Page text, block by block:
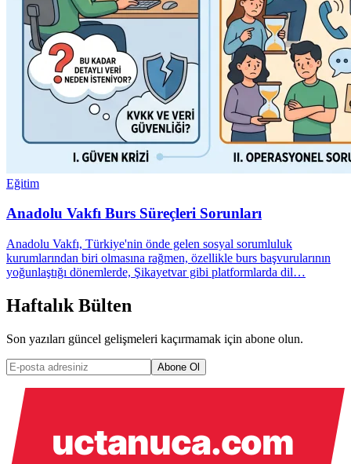
Eğitim
Anadolu Vakfı Burs Süreçleri Sorunları
Anadolu Vakfı, Türkiye'nin önde gelen sosyal sorumluluk
kurumlarından biri olmasına rağmen, özellikle burs başvurularının
yoğunlaştığı dönemlerde, Şikayetvar gibi platformlarda dil…
Haftalık Bülten
Son yazıları güncel gelişmeleri kaçırmamak için abone olun.
Abone Ol